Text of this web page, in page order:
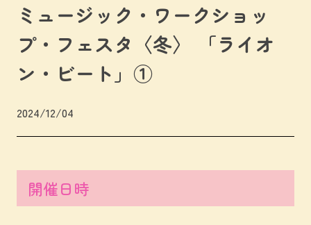
ミュージック・ワークショッ
プ・フェスタ〈冬〉 「ライオ
ン・ビート」①
2024/12/04
開催日時